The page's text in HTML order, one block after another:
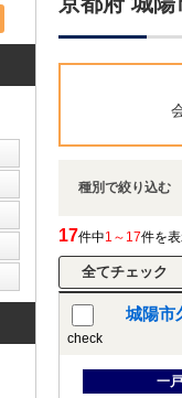
種別で絞り込む
17件中1～17件を
check
城陽市
一